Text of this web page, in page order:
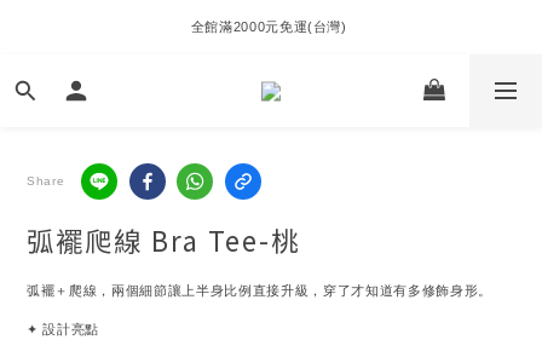
全館滿2000元免運(台灣)
Share
弧襬爬線 Bra Tee-桃
弧襬＋爬線，兩個細節讓上半身比例直接升級，穿了才知道有多修飾身形。
✦ 設計亮點